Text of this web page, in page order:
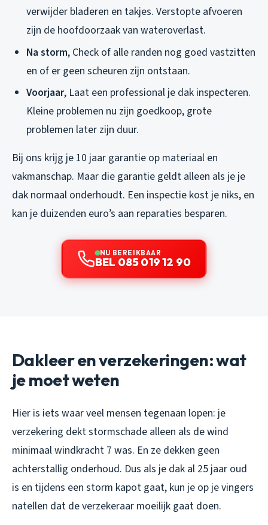
verwijder bladeren en takjes. Verstopte afvoeren
zijn de hoofdoorzaak van wateroverlast.
Na storm, Check of alle randen nog goed vastzitten
en of er geen scheuren zijn ontstaan.
Voorjaar, Laat een professional je dak inspecteren.
Kleine problemen nu zijn goedkoop, grote
problemen later zijn duur.
Bij ons krijg je 10 jaar garantie op materiaal en
vakmanschap. Maar die garantie geldt alleen als je je
dak normaal onderhoudt. Een inspectie kost je niks, en
kan je duizenden euro’s aan reparaties besparen.
NU BEREIKBAAR
BEL 085 019 12 90
Dakleer en verzekeringen: wat
je moet weten
Hier is iets waar veel mensen tegenaan lopen: je
verzekering dekt stormschade alleen als de wind
minimaal windkracht 7 was. En ze dekken geen
achterstallig onderhoud. Dus als je dak al 25 jaar oud
is en tijdens een storm kapot gaat, kun je op je vingers
natellen dat de verzekeraar moeilijk gaat doen.